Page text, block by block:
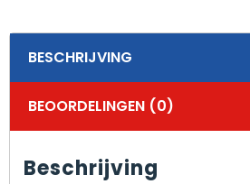
BESCHRIJVING
BEOORDELINGEN (0)
Beschrijving